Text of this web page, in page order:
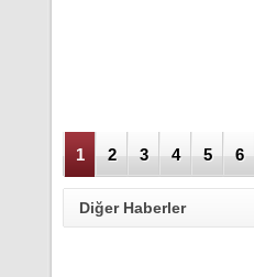
1 2 3 4 5 6
Diğer Haberler